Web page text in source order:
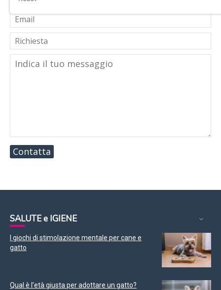
Contatta
SALUTE e IGIENE
I giochi di stimolazione mentale per cane e
gatto
Qual è l’età giusta per adottare un gatto?